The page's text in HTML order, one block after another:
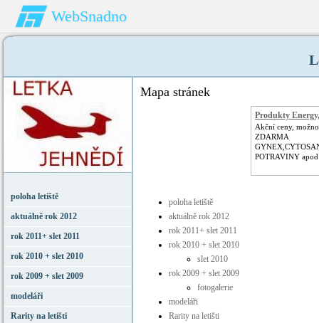
WebSnadno
poloha letiště
aktuálně rok 2012
rok 2011+ slet 2011
rok 2010 + slet 2010
rok 2009 + slet 2009
modeláři
Rarity na letišti
Mapa stránek
Produkty
Akční ceny,
ZDARMA
POTRAVINY apod
poloha letiště
aktuálně rok 2012
rok 2011+ slet 2011
rok 2010 + slet 2010
slet 2010
rok 2009 + slet 2009
fotogalerie
modeláři
Rarity na letišti